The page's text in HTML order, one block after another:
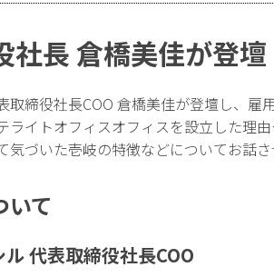
社長 倉橋美佳が登壇
取締役社長COO 倉橋美佳が登壇し、雇
ライトオフィスオフィスを設立した理
気づいた壱岐の特徴などについてお話さ
いて
代表取締役社長COO